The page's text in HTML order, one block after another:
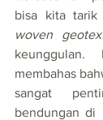
bisa kita tarik
woven
membahas
sangat
bendungan di